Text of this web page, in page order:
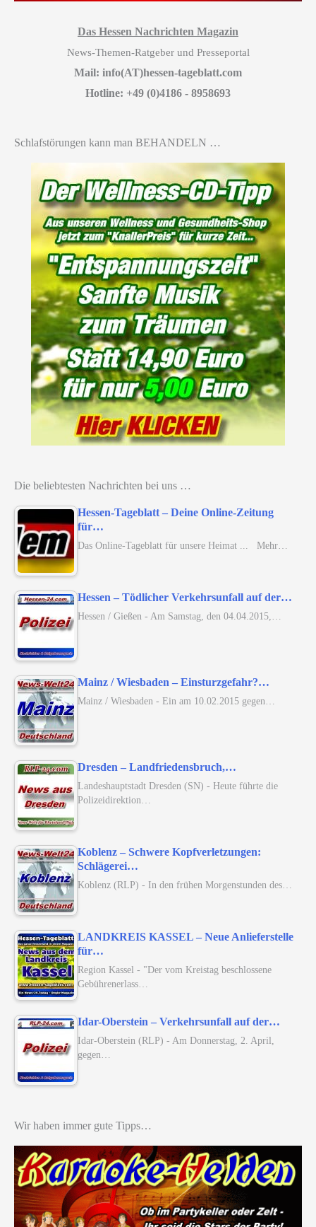
Das Hessen Nachrichten Magazin
News-Themen-Ratgeber und Presseportal
Mail: info(AT)hessen-tageblatt.com
Hotline: +49 (0)4186 - 8958693
Schlafstörungen kann man BEHANDELN …
Die beliebtesten Nachrichten bei uns …
Hessen-Tageblatt – Deine Online-Zeitung
für…
Das Online-Tageblatt für unsere Heimat ... Mehr…
Hessen – Tödlicher Verkehrsunfall auf der…
Hessen / Gießen - Am Samstag, den 04.04.2015,…
Mainz / Wiesbaden – Einsturzgefahr?…
Mainz / Wiesbaden - Ein am 10.02.2015 gegen…
Dresden – Landfriedensbruch,…
Landeshauptstadt Dresden (SN) - Heute führte die
Polizeidirektion…
Koblenz – Schwere Kopfverletzungen:
Schlägerei…
Koblenz (RLP) - In den frühen Morgenstunden des…
LANDKREIS KASSEL – Neue Anlieferstelle
für…
Region Kassel - "Der vom Kreistag beschlossene
Gebührenerlass…
Idar-Oberstein – Verkehrsunfall auf der…
Idar-Oberstein (RLP) - Am Donnerstag, 2. April,
gegen…
Wir haben immer gute Tipps…